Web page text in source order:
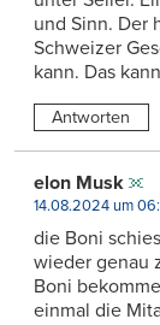
und Sinn. Der
Schweizer
kann. Das
Antworten
elon Musk
14.08.2024 um
die Boni
wieder genau
Boni
einmal die